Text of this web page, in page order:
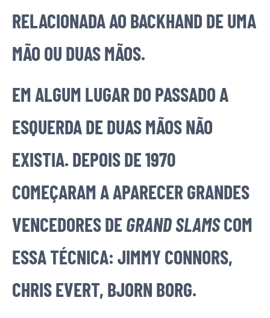
RELACIONADA AO BACKHAND DE UMA
MÃO OU DUAS MÃOS.
EM ALGUM LUGAR DO PASSADO A
ESQUERDA DE DUAS MÃOS NÃO
EXISTIA. DEPOIS DE 1970
COMEÇARAM A APARECER GRANDES
VENCEDORES DEGRAND SLAMSCOM
ESSA TÉCNICA: JIMMY CONNORS,
CHRIS EVERT, BJORN BORG.